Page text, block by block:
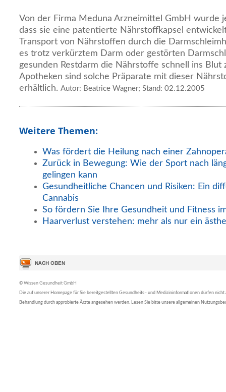
Von der Firma Meduna Arzneimittel GmbH wurde
dass sie eine patentierte Nährstoffkapsel
Transport von Nährstoffen durch die
es trotz verkürztem Darm oder gestörten
gesunden Restdarm die Nährstoffe schnell ins Blut
Apotheken sind solche Präparate mit dieser
erhältlich. Autor: Beatrice Wagner; Stand: 02.12.2005
Weitere Themen:
Was fördert die Heilung nach einer
Zurück in Bewegung: Wie der Sport nach
gelingen kann
Gesundheitliche Chancen und Risiken: Ein
Cannabis
So fördern Sie Ihre Gesundheit und Fitness
Haarverlust verstehen: mehr als nur ein
© Wissen Gesundheit GmbH
Die auf unserer Homepage für Sie bereitgestellten Gesundheits– und Medizininformationen dürfen nicht
Behandlung durch approbierte Ärzte angesehen werden. Lesen Sie bitte unsere allgemeinen